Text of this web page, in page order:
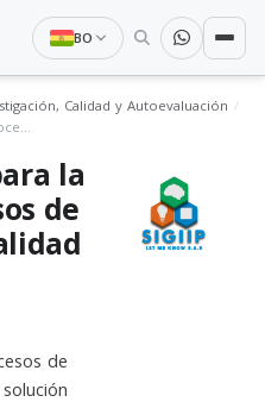
BO
Calidad y Autoevaluación
SIGIIP, software para la gestión de procesos de investigación y calidad en el sector universitario
la
de
de